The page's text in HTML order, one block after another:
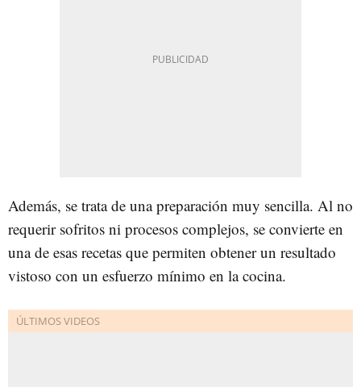
Además, se trata de una preparación muy sencilla. Al no
requerir sofritos ni procesos complejos, se convierte en
una de esas recetas que permiten obtener un resultado
vistoso con un esfuerzo mínimo en la cocina.